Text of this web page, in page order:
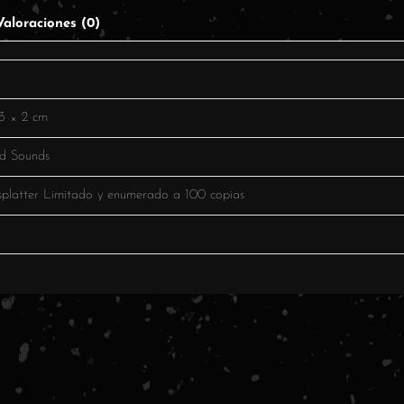
(0)
× 2 cm
Sounds
Limitado y enumerado a 100 copias